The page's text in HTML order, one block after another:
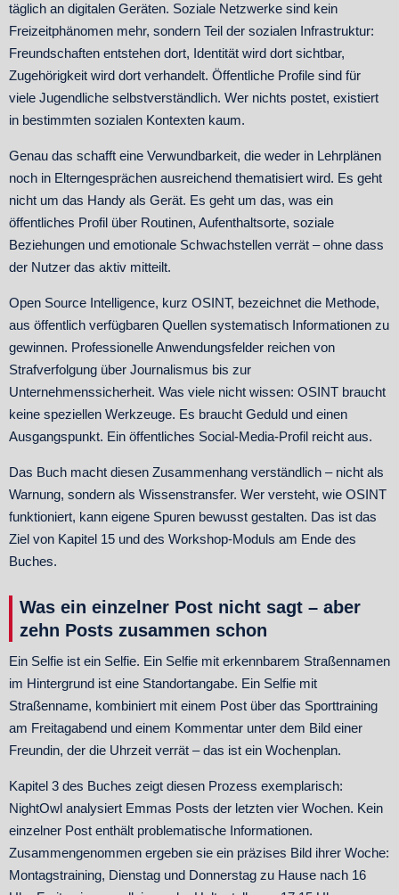
täglich an digitalen Geräten. Soziale Netzwerke sind kein
Freizeitphänomen mehr, sondern Teil der sozialen Infrastruktur:
Freundschaften entstehen dort, Identität wird dort sichtbar,
Zugehörigkeit wird dort verhandelt. Öffentliche Profile sind für
viele Jugendliche selbstverständlich. Wer nichts postet, existiert
in bestimmten sozialen Kontexten kaum.
Genau das schafft eine Verwundbarkeit, die weder in Lehrplänen
noch in Elterngesprächen ausreichend thematisiert wird. Es geht
nicht um das Handy als Gerät. Es geht um das, was ein
öffentliches Profil über Routinen, Aufenthaltsorte, soziale
Beziehungen und emotionale Schwachstellen verrät – ohne dass
der Nutzer das aktiv mitteilt.
Open Source Intelligence, kurz OSINT, bezeichnet die Methode,
aus öffentlich verfügbaren Quellen systematisch Informationen zu
gewinnen. Professionelle Anwendungsfelder reichen von
Strafverfolgung über Journalismus bis zur
Unternehmenssicherheit. Was viele nicht wissen: OSINT braucht
keine speziellen Werkzeuge. Es braucht Geduld und einen
Ausgangspunkt. Ein öffentliches Social-Media-Profil reicht aus.
Das Buch macht diesen Zusammenhang verständlich – nicht als
Warnung, sondern als Wissenstransfer. Wer versteht, wie OSINT
funktioniert, kann eigene Spuren bewusst gestalten. Das ist das
Ziel von Kapitel 15 und des Workshop-Moduls am Ende des
Buches.
Was ein einzelner Post nicht sagt – aber
zehn Posts zusammen schon
Ein Selfie ist ein Selfie. Ein Selfie mit erkennbarem Straßennamen
im Hintergrund ist eine Standortangabe. Ein Selfie mit
Straßenname, kombiniert mit einem Post über das Sporttraining
am Freitagabend und einem Kommentar unter dem Bild einer
Freundin, der die Uhrzeit verrät – das ist ein Wochenplan.
Kapitel 3 des Buches zeigt diesen Prozess exemplarisch:
NightOwl analysiert Emmas Posts der letzten vier Wochen. Kein
einzelner Post enthält problematische Informationen.
Zusammengenommen ergeben sie ein präzises Bild ihrer Woche:
Montagstraining, Dienstag und Donnerstag zu Hause nach 16